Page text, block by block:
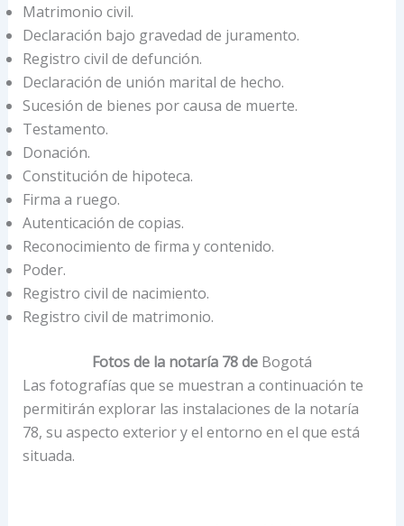
Matrimonio civil.
Declaración bajo gravedad de juramento.
Registro civil de defunción.
Declaración de unión marital de hecho.
Sucesión de bienes por causa de muerte.
Testamento.
Donación.
Constitución de hipoteca.
Firma a ruego.
Autenticación de copias.
Reconocimiento de firma y contenido.
Poder.
Registro civil de nacimiento.
Registro civil de matrimonio.
Fotos de la notaría 78 de Bogotá
Las fotografías que se muestran a continuación te
permitirán explorar las instalaciones de la notaría
78, su aspecto exterior y el entorno en el que está
situada.